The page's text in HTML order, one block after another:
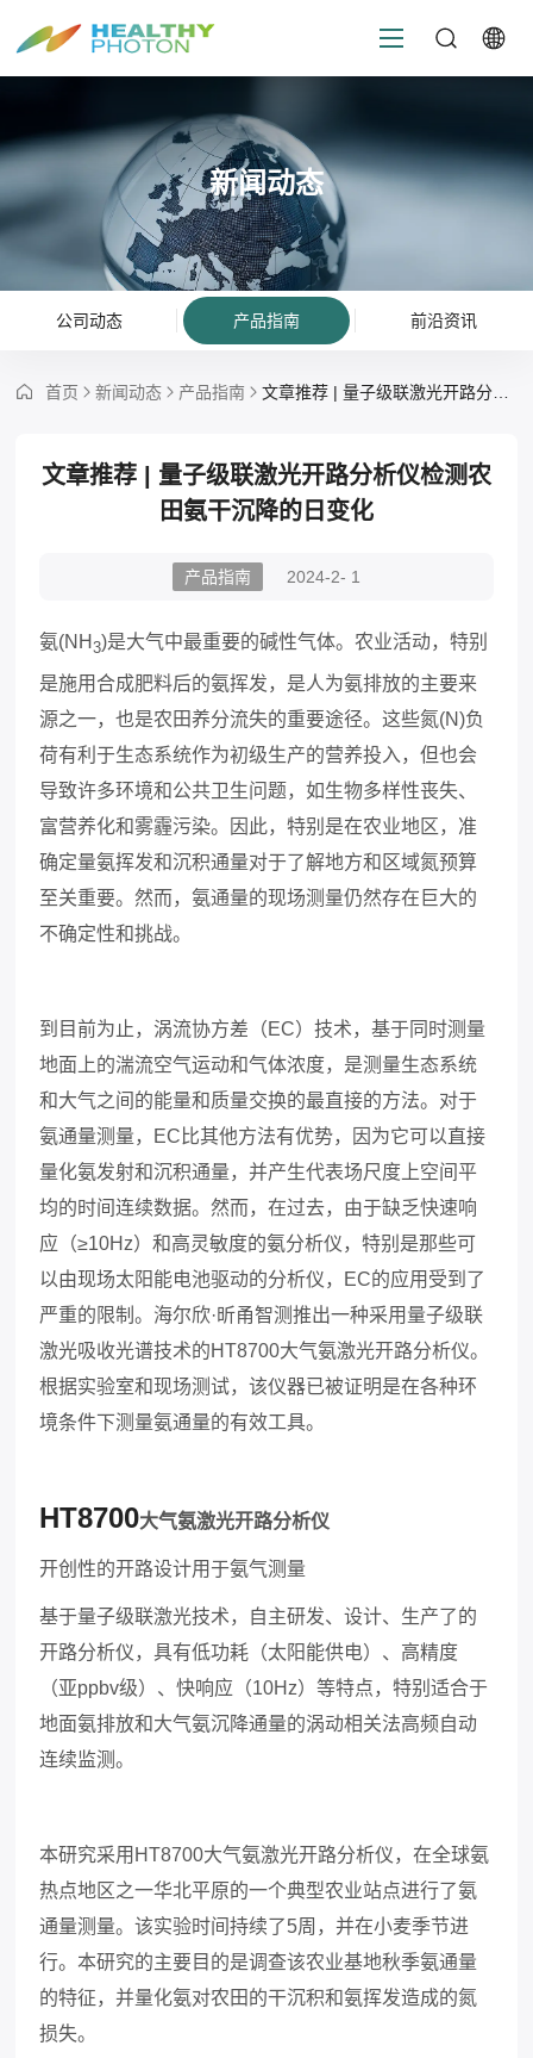
新闻动态
公司动态 产品指南 前沿资讯
首页 新闻动态 产品指南 文章推荐 | 量子级联激光开路分析仪检测农田氨干沉降的日变化
文章推荐 | 量子级联激光开路分析仪检测农
田氨干沉降的日变化
产品指南 2024-2- 1
氨(NH 3)是大气中最重要的碱性气体。农业活动，特别
是施用合成肥料后的氨挥发，是人为氨排放的主要来
源之一，也是农田养分流失的重要途径。这些氮(N)负
荷有利于生态系统作为初级生产的营养投入，但也会
导致许多环境和公共卫生问题，如生物多样性丧失、
富营养化和雾霾污染。因此，特别是在农业地区，准
确定量氨挥发和沉积通量对于了解地方和区域氮预算
至关重要。然而，氨通量的现场测量仍然存在巨大的
不确定性和挑战。
到目前为止，涡流协方差（EC）技术，基于同时测量
地面上的湍流空气运动和气体浓度，是测量生态系统
和大气之间的能量和质量交换的最直接的方法。对于
氨通量测量，EC比其他方法有优势，因为它可以直接
量化氨发射和沉积通量，并产生代表场尺度上空间平
均的时间连续数据。然而，在过去，由于缺乏快速响
应（≥10Hz）和高灵敏度的氨分析仪，特别是那些可
以由现场太阳能电池驱动的分析仪，EC的应用受到了
严重的限制。 海尔欣·昕甬智测推出一种采用 量子级联
激光吸收光谱技术的HT8700大气氨激光开路分析仪。
根据实验室和现场测试，该仪器已被证明是在各种环
境条件下测量氨通量的有效工具。
HT8700大气氨激光开路分析仪
开创性的开路设计用于氨气测量
基于量子级联激光技术，自主研发、设计、生产了的
开路分析仪，具有低功耗（太阳能供电）、高精度
（亚ppbv级）、快响应（10Hz）等特点，特别适合于
地面氨排放和大气氨沉降通量的涡动相关法高频自动
连续监测。
本研究采用HT8700大气氨激光开路分析仪，在全球氨
热点地区之一华北平原的一个典型农业站点进行了氨
通量测量。该实验时间持续了5周，并在小麦季节进
行。本研究的主要目的是调查该农业基地秋季氨通量
的特征，并量化氨对农田的干沉积和氨挥发造成的氮
损失。